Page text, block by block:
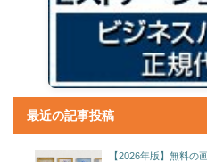
最近の記事投稿
【2026年版】無料の